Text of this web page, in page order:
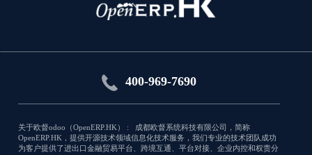
9522 400-969-7690
关于欧督odoo（OpenERP.HK） : 成都欧督系统科技有限公司，简称
OpenERP.HK，提供开源技术领域信息化技术服务，我们专业的技术团队成功
为客户提供了进出口金融贸易平台、跨境互通、平台对接、企业内控和权责分